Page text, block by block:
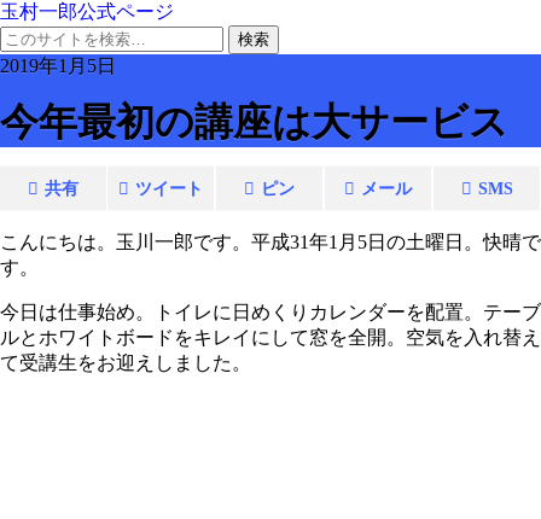
玉村一郎公式ページ
2019年1月5日
今年最初の講座は大サービス
共有 ツイート ピン メール SMS
こんにちは。玉川一郎です。平成31年1月5日の土曜日。快晴で
す。
今日は仕事始め。トイレに日めくりカレンダーを配置。テーブ
ルとホワイトボードをキレイにして窓を全開。空気を入れ替え
て受講生をお迎えしました。